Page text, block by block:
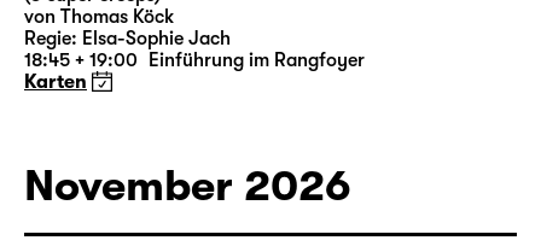
19:30 — 21:15 Große Bühne
Auftragswerk des Schauspiel Leipzig
deutsche märchen (UA)
(& super creeps)
Karten